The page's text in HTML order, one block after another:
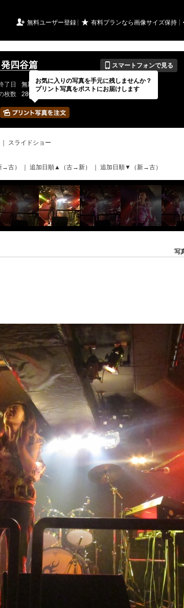
 無料ユーザー登録 ★ 有料プランなら画像サイズ保持
四谷篇 📱 スマートフォンで見る
了日 無期限 イベントの期間
---
枚数 280 / 2000枚
スライドショー
古） 追加日順▲（古→新） 追加日順▼（新→古）
写
お気に入りの写真を手元に残しませんか？
プリント写真をポストにお届けします